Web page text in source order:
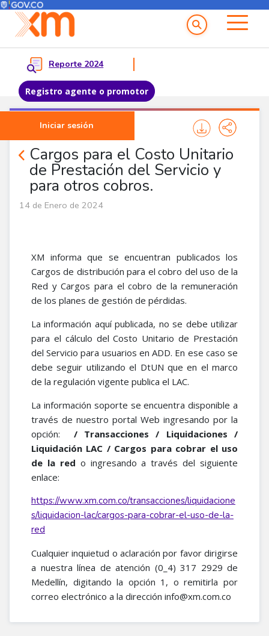
Pasar al contenido principal
Menú del Usuario
Reporte 2024
Registro agente o promotor
Iniciar sesión
Menu principal
Cargos para el Costo Unitario
de Prestación del Servicio y
para otros cobros.
Noticias Agentes
14 de Enero de 2024
XM informa que se encuentran publicados los
Cargos de distribución para el cobro del uso de la
Red y Cargos para el cobro de la remuneración
de los planes de gestión de pérdidas.
La información aquí publicada, no se debe utilizar
para el cálculo del Costo Unitario de Prestación
del Servicio para usuarios en ADD. En ese caso se
debe seguir utilizando el DtUN que en el marco
de la regulación vigente publica el LAC.
La información soporte se encuentra disponible a
través de nuestro portal Web ingresando por la
opción: / Transacciones / Liquidaciones /
Liquidación LAC / Cargos para cobrar el uso
de la red o ingresando a través del siguiente
enlace:
https://www.xm.com.co/transacciones/liquidacione
s/liquidacion-lac/cargos-para-cobrar-el-uso-de-la-
red
Cualquier inquietud o aclaración por favor dirigirse
a nuestra línea de atención (0_4) 317 2929 de
Medellín, digitando la opción 1, o remitirla por
correo electrónico a la dirección info@xm.com.co